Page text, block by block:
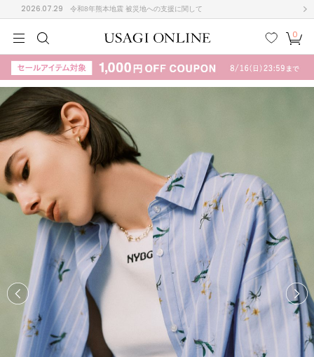
2026.07.29 令和8年熊本地震 被災地への支援に関して
検索
お気
に入
カー
ト
0
KIDSBABYBEAUTYLIFE STYLE
(708)
(3024)
ス/ドレス (1160)
(561)
ームウェア (541)
(121)
(2008)
KIDSBABYBEAUTYLIFE STYLE
B C D F
I J L M
P U
X Y Z
他
ACYM
アシーム
adidas
アディダス